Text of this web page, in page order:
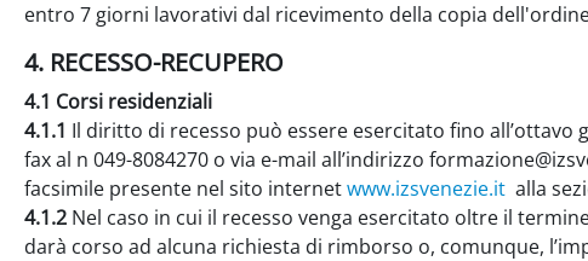
entro 7 giorni lavorativi dal ricevimento della copia
4. RECESSO-RECUPERO
4.1 Corsi residenziali
4.1.1 Il diritto di recesso può essere esercitato fino
fax al n 049-8084270 o via e-mail all’indirizzo
facsimile presente nel sito internetwww.izsvenezie.it alla
4.1.2 Nel caso in cui il recesso venga esercitato oltre il
darà corso ad alcuna richiesta di rimborso o, comunque,